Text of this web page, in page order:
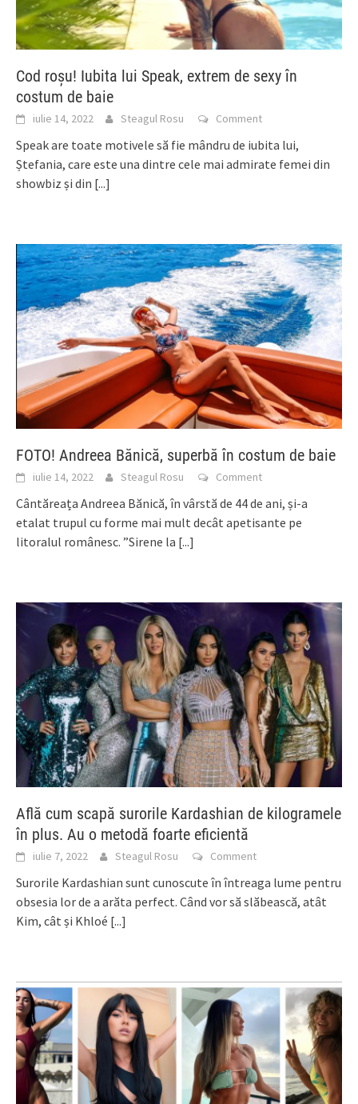
Cod roșu! Iubita lui Speak, extrem de sexy în
costum de baie
iulie 14, 2022 Steagul Rosu Comment
Speak are toate motivele să fie mândru de iubita lui,
Ștefania, care este una dintre cele mai admirate femei din
showbiz și din [...]
FOTO! Andreea Bănică, superbă în costum de baie
iulie 14, 2022 Steagul Rosu Comment
Cântăreața Andreea Bănică, în vârstă de 44 de ani, și-a
etalat trupul cu forme mai mult decât apetisante pe
litoralul românesc. ”Sirene la [...]
Află cum scapă surorile Kardashian de kilogramele
în plus. Au o metodă foarte eficientă
iulie 7, 2022 Steagul Rosu Comment
Surorile Kardashian sunt cunoscute în întreaga lume pentru
obsesia lor de a arăta perfect. Când vor să slăbească, atât
Kim, cât și Khloé [...]